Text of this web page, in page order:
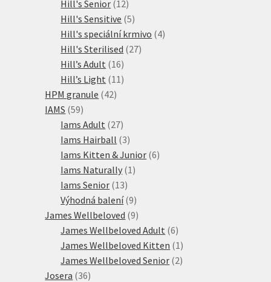
Hill's Senior 1212
produktů
Hill's Sensitive 55
produktů
Hill's speciální krmivo 44
Hill's Sterilised 2727
Hill’s Adult 1616
produktů
Hill’s Light 11 11
HPM granule 4242
IAMS 5959
produktů
Iams Adult 2727
produktů
Iams Hairball 33
produkty
Iams Kitten & Junior 66
Iams Naturally 1 1
Iams Senior 1313
produktů
Výhodná balení 99
produktů
James Wellbeloved 99
produktů
James Wellbeloved Adult 66
produktů
James Wellbeloved Kitten 1 1
produkt
James Wellbeloved Senior 22
Josera 3636